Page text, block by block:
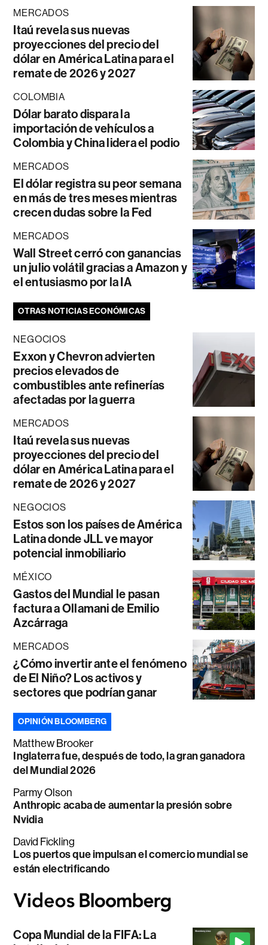
MERCADOS
Itaú revela sus nuevas
proyecciones del precio del
dólar en América Latina para el
remate de 2026 y 2027
COLOMBIA
Dólar barato dispara la
importación de vehículos a
Colombia y China lidera el podio
MERCADOS
El dólar registra su peor semana
en más de tres meses mientras
crecen dudas sobre la Fed
MERCADOS
Wall Street cerró con ganancias
un julio volátil gracias a Amazon y
el entusiasmo por la IA
OTRAS NOTICIAS ECONÓMICAS
NEGOCIOS
Exxon y Chevron advierten
precios elevados de
combustibles ante refinerías
afectadas por la guerra
MERCADOS
Itaú revela sus nuevas
proyecciones del precio del
dólar en América Latina para el
remate de 2026 y 2027
NEGOCIOS
Estos son los países de América
Latina donde JLL ve mayor
potencial inmobiliario
MÉXICO
Gastos del Mundial le pasan
factura a Ollamani de Emilio
Azcárraga
MERCADOS
¿Cómo invertir ante el fenómeno
de El Niño? Los activos y
sectores que podrían ganar
OPINIÓN BLOOMBERG
Matthew Brooker
Inglaterra fue, después de todo, la gran ganadora
del Mundial 2026
Parmy Olson
Anthropic acaba de aumentar la presión sobre
Nvidia
David Fickling
Los puertos que impulsan el comercio mundial se
están electrificando
Copa Mundial de la FIFA: La